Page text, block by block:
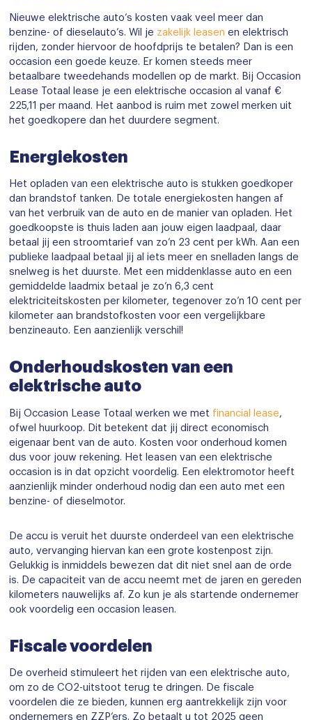
Nieuwe elektrische auto’s kosten vaak veel meer dan
benzine- of dieselauto’s. Wil je zakelijk leasen en elektrisch
rijden, zonder hiervoor de hoofdprijs te betalen? Dan is een
occasion een goede keuze. Er komen steeds meer
betaalbare tweedehands modellen op de markt. Bij Occasion
Lease Totaal lease je een elektrische occasion al vanaf €
225,11 per maand. Het aanbod is ruim met zowel merken uit
het goedkopere dan het duurdere segment.
Energiekosten
Het opladen van een elektrische auto is stukken goedkoper
dan brandstof tanken. De totale energiekosten hangen af
van het verbruik van de auto en de manier van opladen. Het
goedkoopste is thuis laden aan jouw eigen laadpaal, daar
betaal jij een stroomtarief van zo’n 23 cent per kWh. Aan een
publieke laadpaal betaal jij al iets meer en snelladen langs de
snelweg is het duurste. Met een middenklasse auto en een
gemiddelde laadmix betaal je zo’n 6,3 cent
elektriciteitskosten per kilometer, tegenover zo’n 10 cent per
kilometer aan brandstofkosten voor een vergelijkbare
benzineauto. Een aanzienlijk verschil!
Onderhoudskosten van een
elektrische auto
Bij Occasion Lease Totaal werken we met financial lease,
ofwel huurkoop. Dit betekent dat jij direct economisch
eigenaar bent van de auto. Kosten voor onderhoud komen
dus voor jouw rekening. Het leasen van een elektrische
occasion is in dat opzicht voordelig. Een elektromotor heeft
aanzienlijk minder onderhoud nodig dan een auto met een
benzine- of dieselmotor.
De accu is veruit het duurste onderdeel van een elektrische
auto, vervanging hiervan kan een grote kostenpost zijn.
Gelukkig is inmiddels bewezen dat dit niet snel aan de orde
is. De capaciteit van de accu neemt met de jaren en gereden
kilometers nauwelijks af. Zo kun je als startende ondernemer
ook voordelig een occasion leasen.
Fiscale voordelen
De overheid stimuleert het rijden van een elektrische auto,
om zo de CO2-uitstoot terug te dringen. De fiscale
voordelen die ze bieden, kunnen erg aantrekkelijk zijn voor
ondernemers en ZZP’ers. Zo betaalt u tot 2025 geen